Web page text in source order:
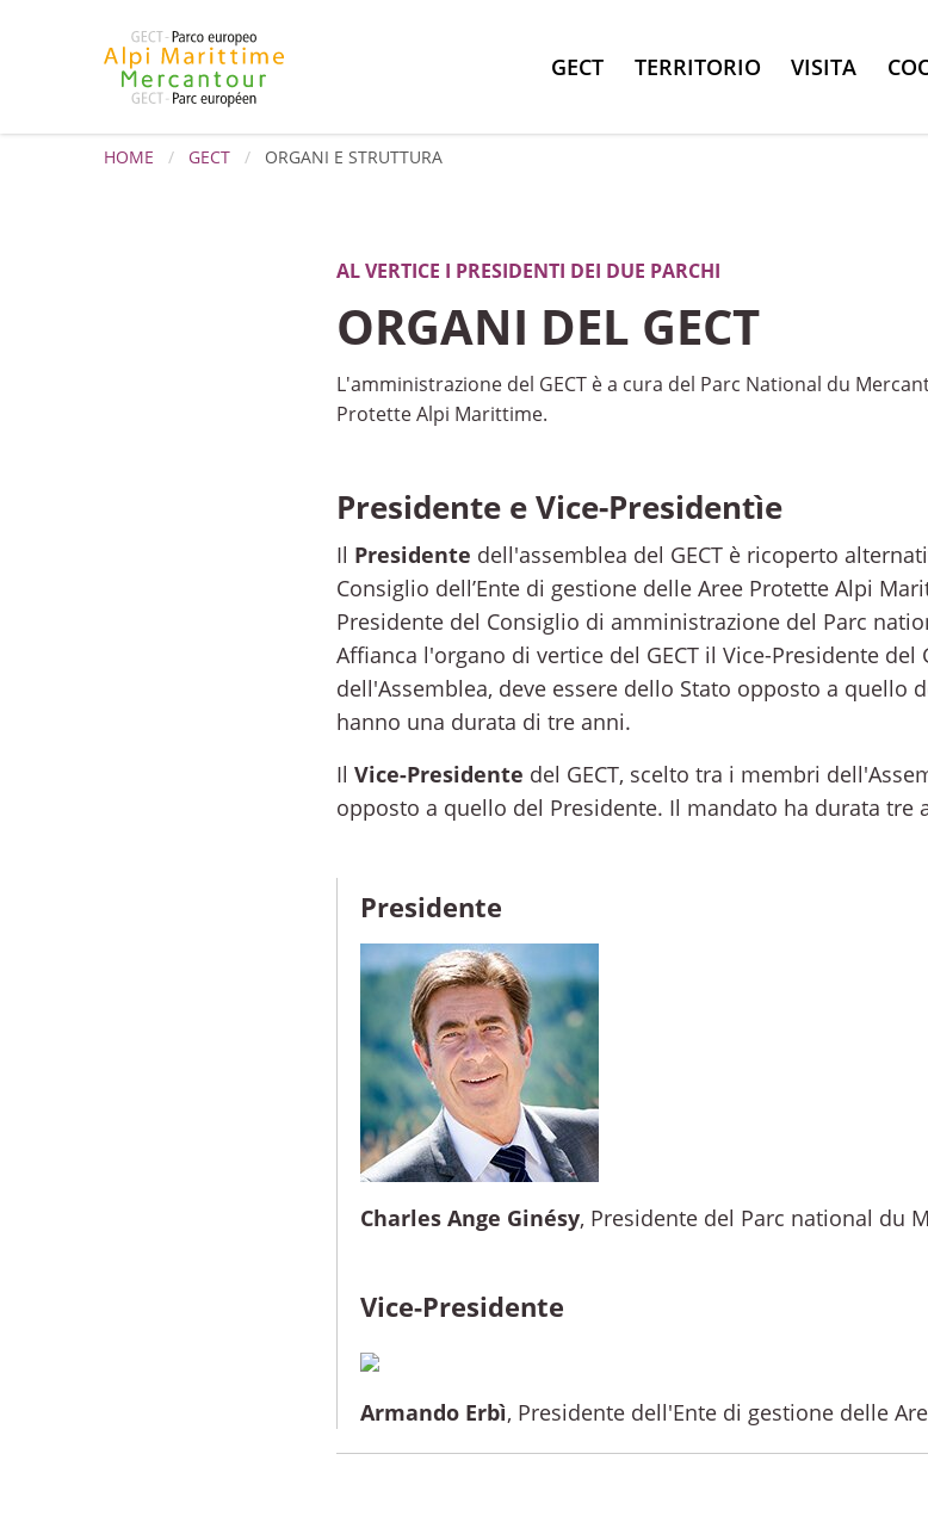
GECT TERRITORIO VISITA
HOME GECT ORGANI E STRUTTURA
AL VERTICE I PRESIDENTI DEI DUE PARCHI
ORGANI DEL GECT
L'amministrazione del GECT è a cura del Parc National du
Protette Alpi Marittime.
Presidente e Vice-Presidentìe
Il Presidente dell'assemblea del GECT è ricoperto
Consiglio dell’Ente di gestione delle Aree Protette Alpi
Presidente del Consiglio di amministrazione del Parc
Affianca l'organo di vertice del GECT il Vice-Presidente
dell'Assemblea, deve essere dello Stato opposto a quello
hanno una durata di tre anni.
Il Vice-Presidente del GECT, scelto tra i membri
opposto a quello del Presidente. Il mandato ha durata tre
Presidente
Charles Ange Ginésy, Presidente del Parc national du
Vice-Presidente
Armando Erbì, Presidente dell'Ente di gestione delle